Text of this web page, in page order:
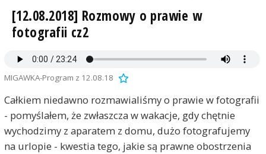
[12.08.2018] Rozmowy o prawie w
fotografii cz2
MIGAWKA-Program z 12.08.18
Całkiem niedawno rozmawialiśmy o prawie w fotografii
- pomyślałem, że zwłaszcza w wakacje, gdy chętnie
wychodzimy z aparatem z domu, dużo fotografujemy
na urlopie - kwestia tego, jakie są prawne obostrzenia